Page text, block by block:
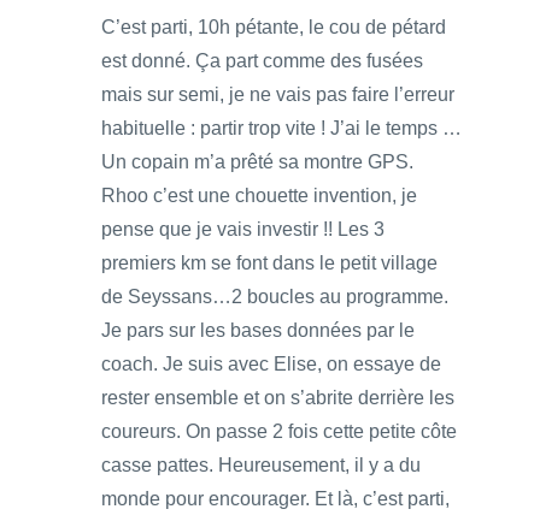
C’est parti, 10h pétante, le cou de pétard
est donné. Ça part comme des fusées
mais sur semi, je ne vais pas faire l’erreur
habituelle : partir trop vite ! J’ai le temps …
Un copain m’a prêté sa montre GPS.
Rhoo c’est une chouette invention, je
pense que je vais investir !! Les 3
premiers km se font dans le petit village
de Seyssans…2 boucles au programme.
Je pars sur les bases données par le
coach. Je suis avec Elise, on essaye de
rester ensemble et on s’abrite derrière les
coureurs. On passe 2 fois cette petite côte
casse pattes. Heureusement, il y a du
monde pour encourager. Et là, c’est parti,